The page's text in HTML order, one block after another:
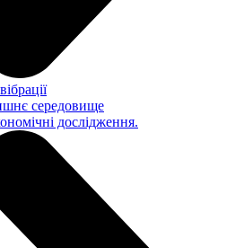
середовище
дослідження.